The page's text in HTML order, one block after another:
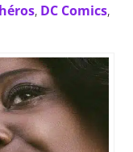
, DC Comics,